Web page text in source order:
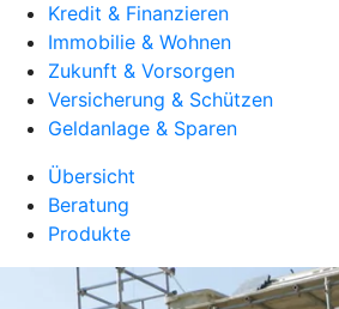
Kredit & Finanzieren
Immobilie & Wohnen
Zukunft & Vorsorgen
Versicherung & Schützen
Geldanlage & Sparen
Übersicht
Beratung
Produkte